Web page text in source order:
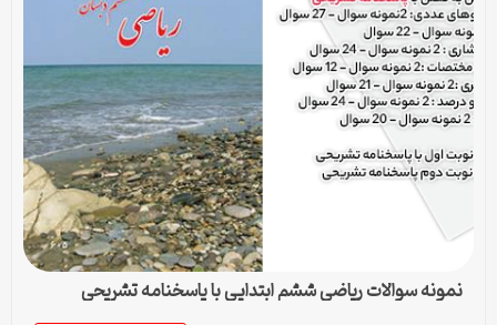
نمونه سوالات ریاضی ششم ابتدایی با پاسخنامه تشریحی